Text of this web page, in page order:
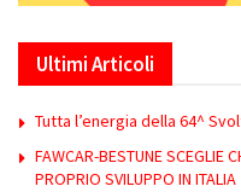
Ultimi Articoli
Tutta l’energia della 64^
FAWCAR-BESTUNE SCEGLIE
PROPRIO SVILUPPO IN ITALIA